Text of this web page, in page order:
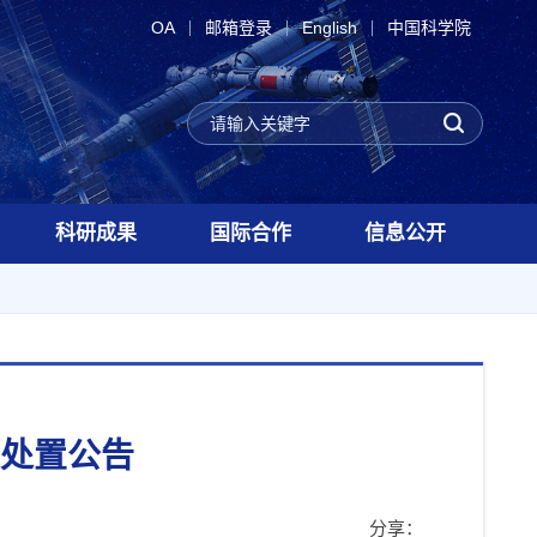
OA 邮箱登录 English 中国科学院
科研成果 国际合作 信息公开
置公告
分享：